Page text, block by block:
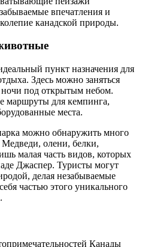
впечатления и
канадской природы.
пункт назначения для
Здесь можно заняться
под открытым небом.
маршруты для кемпинга,
места.
можно обнаружить много
олени, белки,
малая часть видов, которых
Джаспер. Туристы могут
делая незабываемые
частью этого уникального
Канады